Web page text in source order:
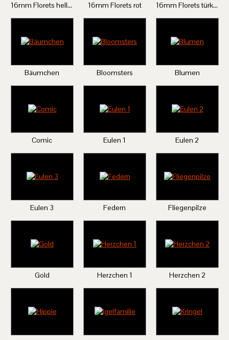
16mm Florets hellblau 16mm Florets rot 16mm Florets türkies
Bäumchen Bloomsters Blumen
Comic Eulen 1 Eulen 2
Eulen 3 Federn Fliegenpilze
Gold Herzchen 1 Herzchen 2